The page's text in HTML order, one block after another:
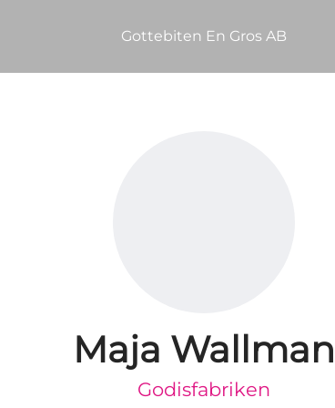
Gottebiten En Gros AB
Maja Wallman
Godisfabriken